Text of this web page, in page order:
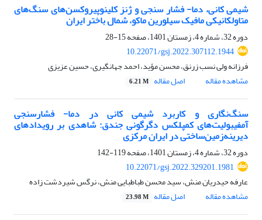
شیمی کانی، دما- فشار سنجی و ژنز کلینوپیروکسن‌های سنگ‌های
متاولکانیکی مافیک سیلورین ماکو، شمال باختر ایران
دوره 32، شماره 4، زمستان 1401، صفحه
15-28
10.22071/gsj.2022.307112.1944
فرزانه ولی نسب زرنق، محسن مؤید، احمد جهانگیری، حسین عزیزی
مشاهده مقاله
اصل مقاله 6.21 M
سنگ‌نگاری و کاربرد شیمی کانی‏‌ در دما- فشارسنجی
آمفیبولیت‏‌های کمپلکس دگرگونی جندق: شاهدی بر رویدادهای
دیرینه‏‌زمین‏‌ساختی در ایران مرکزی
دوره 32، شماره 4، زمستان 1401، صفحه
119-142
10.22071/gsj.2022.329201.1981
عارفه حیدریان منش، سید محسن طباطبایی منش، نرگس شیردشت زاده
مشاهده مقاله
اصل مقاله 23.98 M